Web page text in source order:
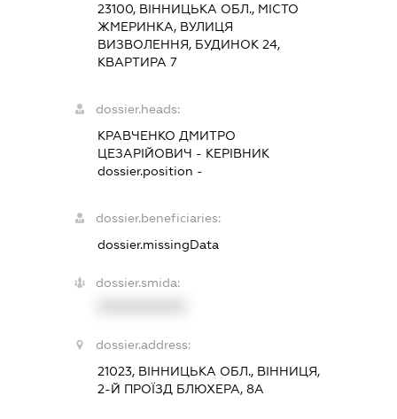
23100, ВІННИЦЬКА ОБЛ., МІСТО
ЖМЕРИНКА, ВУЛИЦЯ
ВИЗВОЛЕННЯ, БУДИНОК 24,
КВАРТИРА 7
dossier.heads:
КРАВЧЕНКО ДМИТРО
ЦЕЗАРІЙОВИЧ - КЕРІВНИК
dossier.position -
dossier.beneficiaries:
dossier.missingData
dossier.smida:
dossier.address:
21023, ВІННИЦЬКА ОБЛ., ВІННИЦЯ,
2-Й ПРОЇЗД БЛЮХЕРА, 8А